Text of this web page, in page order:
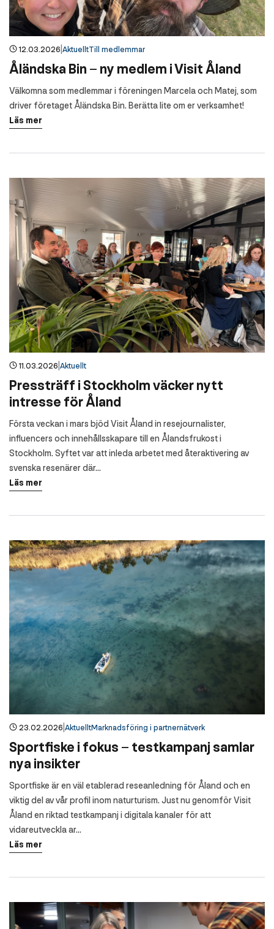
12.03.2026 AktuelltTill medlemmar
Åländska Bin – ny medlem i Visit Åland
Välkomna som medlemmar i föreningen Marcela och Matej, som
driver företaget Åländska Bin. Berätta lite om er verksamhet!
Läs mer
11.03.2026 Aktuellt
Pressträff i Stockholm väcker nytt
intresse för Åland
Första veckan i mars bjöd Visit Åland in resejournalister,
influencers och innehållsskapare till en Ålandsfrukost i
Stockholm. Syftet var att inleda arbetet med återaktivering av
svenska resenärer där...
Läs mer
23.02.2026 AktuelltMarknadsföring i partnernätverk
Sportfiske i fokus – testkampanj samlar
nya insikter
Sportfiske är en väl etablerad reseanledning för Åland och en
viktig del av vår profil inom naturturism. Just nu genomför Visit
Åland en riktad testkampanj i digitala kanaler för att
vidareutveckla ar...
Läs mer